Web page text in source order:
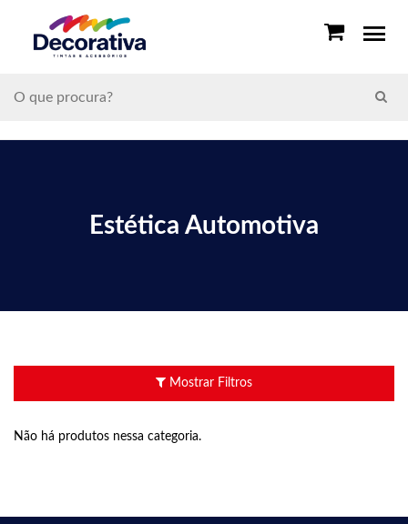
Estética Automotiva
Mostrar Filtros
Não há produtos nessa categoria.